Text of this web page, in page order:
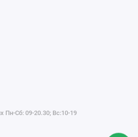
Пн-Сб: 09-20.30; Вс:10-19